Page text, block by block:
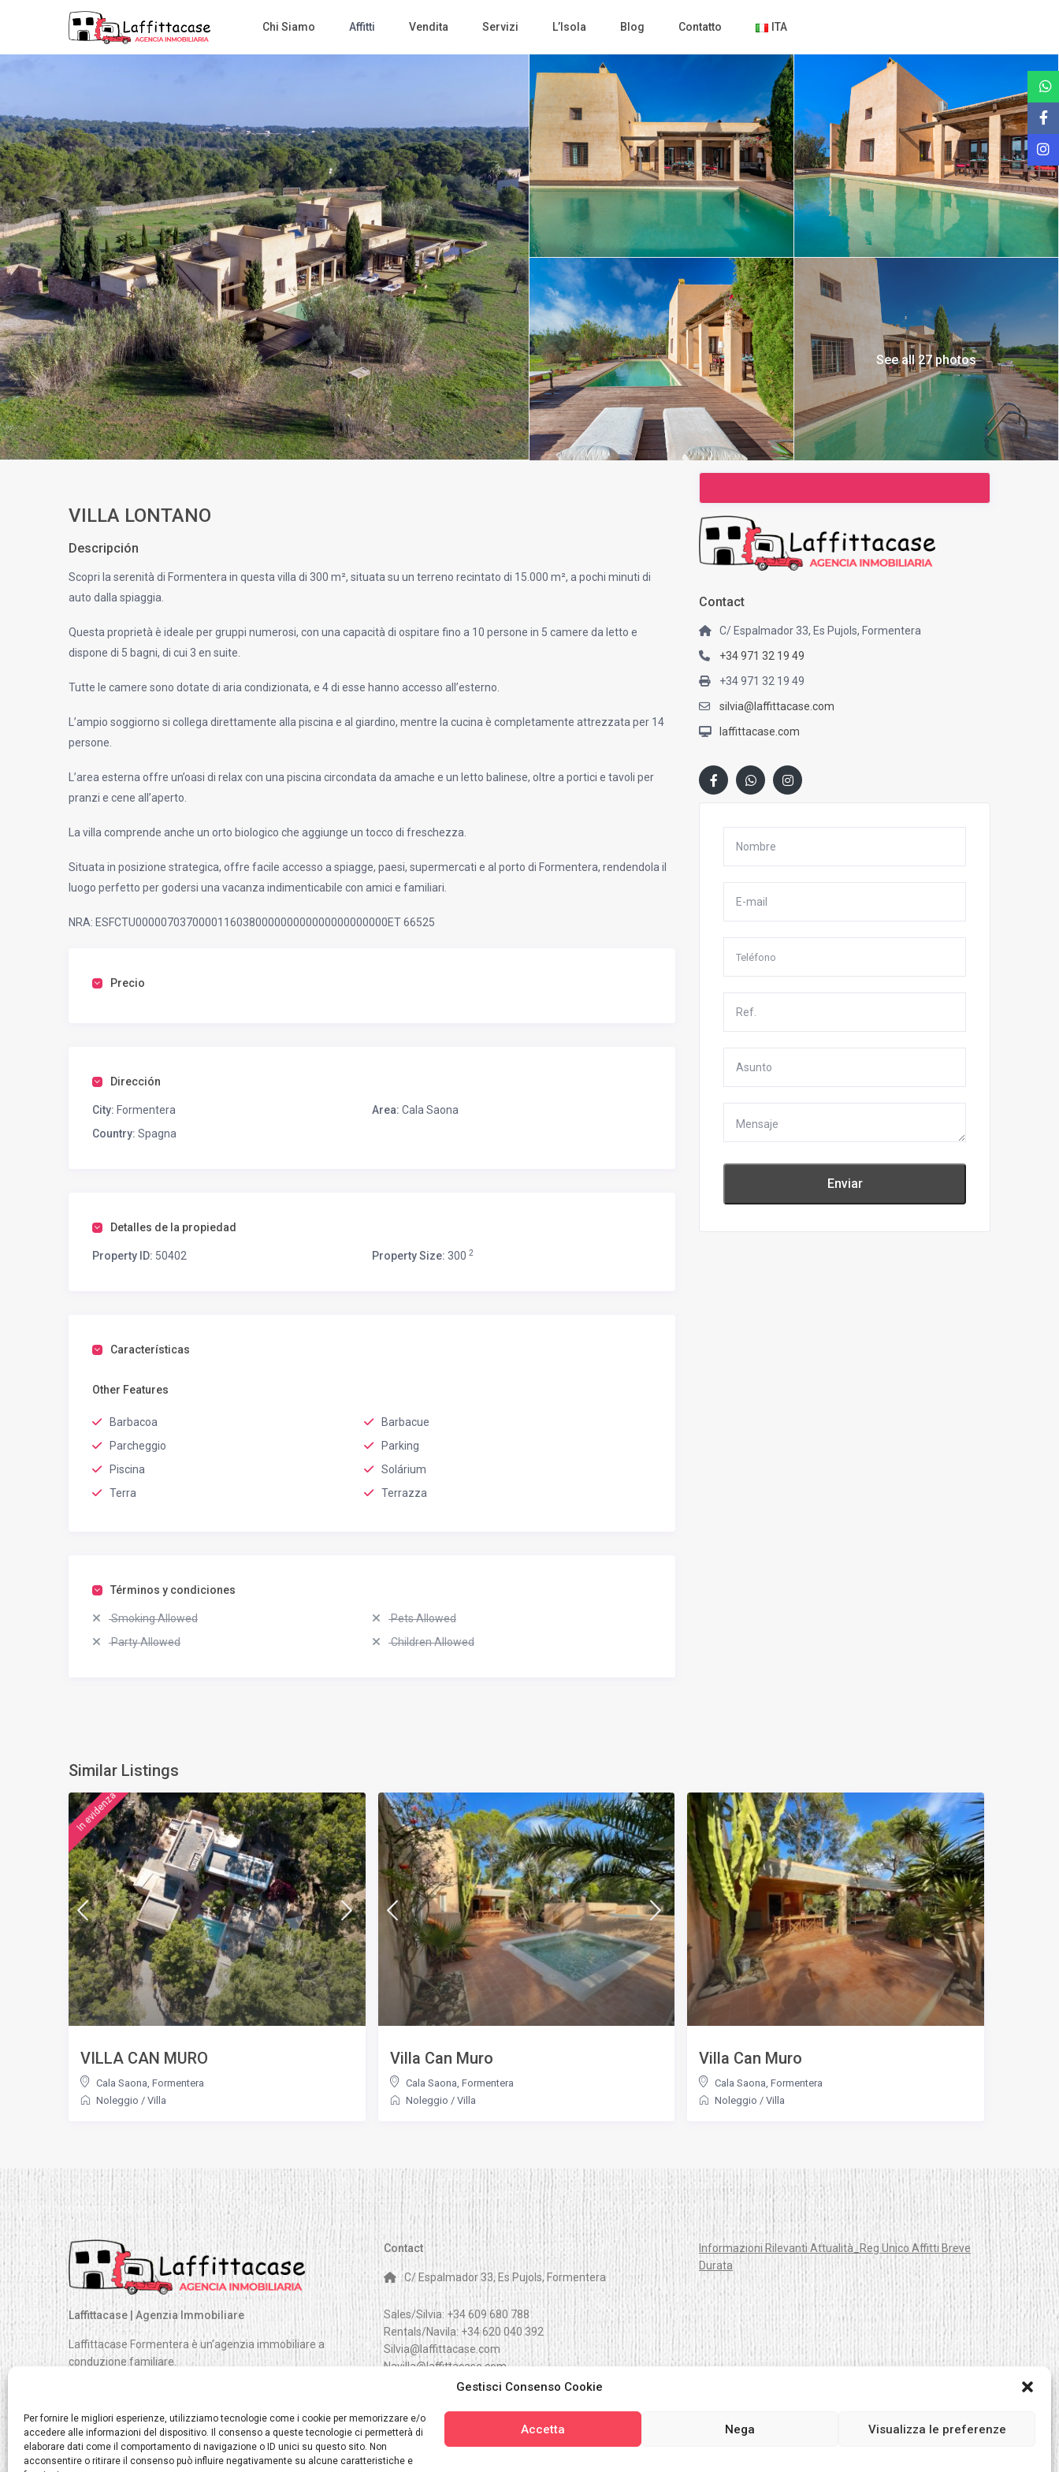
Gestisci Consenso Cookie
Per fornire le migliori esperienze, utilizziamo tecnologie come i cookie per memorizzare e/o
accedere alle informazioni del dispositivo. Il consenso a queste tecnologie ci permetterà di
elaborare dati come il comportamento di navigazione o ID unici su questo sito. Non
acconsentire o ritirare il consenso può influire negativamente su alcune caratteristiche e
Accetta Nega Visualizza le preferenze
Chi Siamo Affitti Vendita Servizi L’Isola Blog Contatto ITA
See all 27 photos
VILLA LONTANO
Descripción
Scopri la serenità di Formentera in questa villa di 300 m², situata su un terreno recintato di 15.000 m², a pochi minuti di
auto dalla spiaggia.
Questa proprietà è ideale per gruppi numerosi, con una capacità di ospitare fino a 10 persone in 5 camere da letto e
dispone di 5 bagni, di cui 3 en suite.
Tutte le camere sono dotate di aria condizionata, e 4 di esse hanno accesso all’esterno.
L’ampio soggiorno si collega direttamente alla piscina e al giardino, mentre la cucina è completamente attrezzata per 14
persone.
L’area esterna offre un’oasi di relax con una piscina circondata da amache e un letto balinese, oltre a portici e tavoli per
pranzi e cene all’aperto.
La villa comprende anche un orto biologico che aggiunge un tocco di freschezza.
Situata in posizione strategica, offre facile accesso a spiagge, paesi, supermercati e al porto di Formentera, rendendola il
luogo perfetto per godersi una vacanza indimenticabile con amici e familiari.
NRA: ESFCTU0000070370000116038000000000000000000000ET 66525
Precio
Dirección
City: Formentera Area: Cala Saona
Country: Spagna
Detalles de la propiedad
Property ID: 50402 Property Size: 300 2
Características
Other Features
Barbacoa
Barbacue
Parcheggio
Parking
Piscina
Solárium
Terra
Terrazza
Términos y condiciones
Smoking Allowed
Pets Allowed
Party Allowed
Children Allowed
Contact
C/ Espalmador 33, Es Pujols, Formentera
+34 971 32 19 49
+34 971 32 19 49
silvia@laffittacase.com
laffittacase.com
Similar Listings
featured
VILLA CAN MURO
Cala Saona Formentera
Noleggio / Villa
Villa Can Muro
Cala Saona Formentera
Noleggio / Villa
Villa Can Muro
Cala Saona ,Formentera
Noleggio /Villa
Laffittacase | Agenzia Immobiliare
Laffittacase Formentera è un’agenzia immobiliare a
conduzione familiare.
Contact
C/ Espalmador 33, Es Pujols, Formentera
Sales/Silvia: +34 609 680 788
Rentals/Navila: +34 620 040 392
Silvia@laffittacase.com
Navilla@laffittacase.com
Informazioni Rilevanti Attualità_Reg Unico Affitti Breve
Durata